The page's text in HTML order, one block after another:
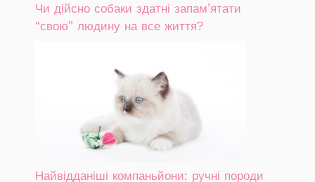
Чи дійсно собаки здатні запам’ятати
“свою” людину на все життя?
Найвідданіші компаньйони: ручні породи